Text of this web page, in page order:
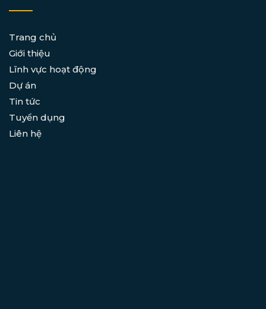
Trang chủ
Giới thiệu
Lĩnh vực hoạt động
Dự án
Tin tức
Tuyển dụng
Liên hệ